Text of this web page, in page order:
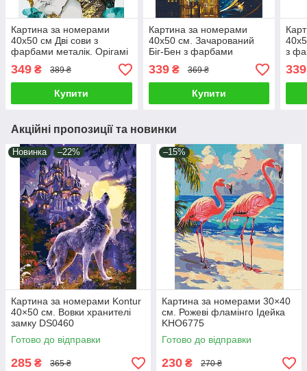
Картина за номерами
40х50 см Дві сови з
фарбами металік. Орігамі
349 ₴ 389 ₴
Купити
Картина за номерами
40х50 см. Зачарований
Біг-Бен з фарбами
339₴ 369 ₴
Купити
з
339
Акційні пропозиції та новинки
Новинка –22%
Картина за номерами Kontur
40×50 см. Вовки хранителі
замку DS0460
Готово до відправки
285 ₴ 365 ₴
–15%
Картина за номерами 30×40
см. Рожеві фламінго Ідейка
KHO6775
Готово до відправки
230 ₴ 270 ₴